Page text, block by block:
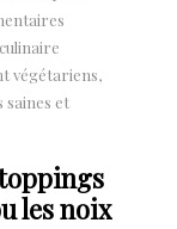
végétariens,
saines et
les noix